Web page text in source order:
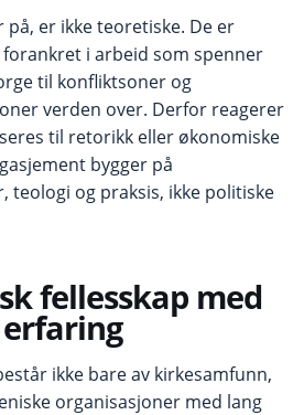
på, er ikke teoretiske. De er
i arbeid som spenner
til konfliktsoner og
verden over. Derfor reagerer
til retorikk eller økonomiske
bygger på
teologi og praksis, ikke politiske
fellesskap med
ikke bare av kirkesamfunn,
organisasjoner med lang